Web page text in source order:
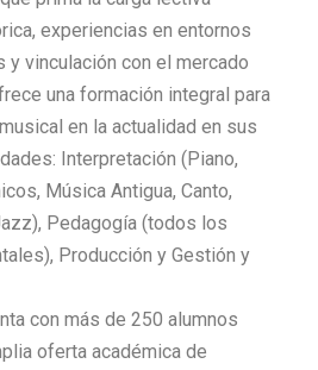
experiencias en entornos
vinculación con el mercado
una formación integral para
en la actualidad en sus
Interpretación (Piano,
Música Antigua, Canto,
Pedagogía (todos los
Producción y Gestión y
con más de 250 alumnos
oferta académica de